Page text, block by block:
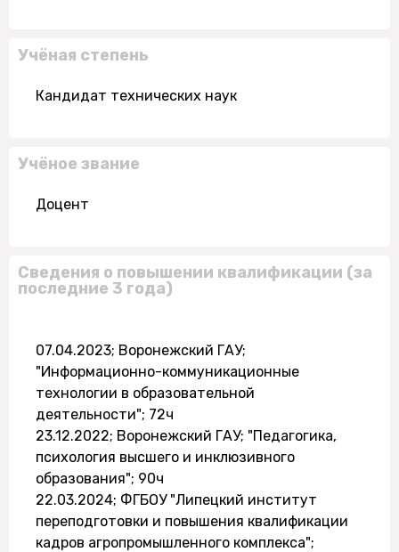
Учёная степень
Кандидат технических наук
Учёное звание
Доцент
Сведения о повышении квалификации (за
последние 3 года)
07.04.2023; Воронежский ГАУ;
"Информационно-коммуникационные
технологии в образовательной
деятельности"; 72ч
23.12.2022; Воронежский ГАУ; "Педагогика,
психология высшего и инклюзивного
образования"; 90ч
22.03.2024; ФГБОУ "Липецкий институт
переподготовки и повышения квалификации
кадров агропромышленного комплекса";